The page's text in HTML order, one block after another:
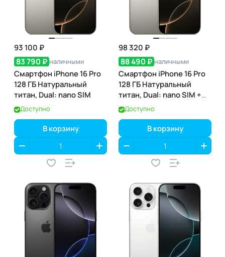
93 100 ₽
83 790 ₽ наличными
Смартфон iPhone 16 Pro
128 ГБ Натуральный
титан, Dual: nano SIM
Доступно
В корзину
98 320 ₽
88 490 ₽ наличными
Смартфон iPhone 16 Pro
128 ГБ Натуральный
титан, Dual: nano SIM +
eSIM
Доступно
В корзину